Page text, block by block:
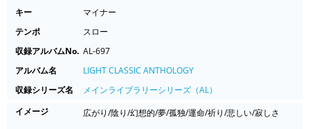
キー
マイナー
テンポ
スロー
収録アルバムNo. AL-697
アルバム名
LIGHT CLASSIC ANTHOLOGY
収録シリーズ名
メインライブラリーシリーズ（AL）
イメージ
広がり/陰り/幻想的/夢/孤独/運命/祈り/悲しい/寂しさ